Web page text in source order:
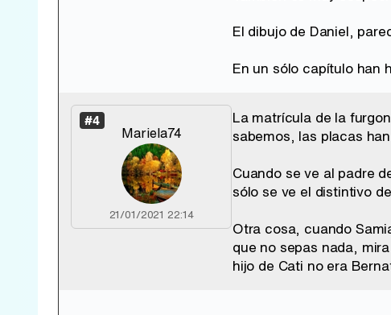
El dibujo de Daniel,
En un sólo capítulo han
#4
Mariela74
21/01/2021 22:14
La matrícula de la
sabemos, las placas
Cuando se ve al padre
sólo se ve el distintivo
Otra cosa, cuando
que no sepas nada,
hijo de Cati no era